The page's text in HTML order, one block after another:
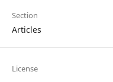
Section
Articles
License